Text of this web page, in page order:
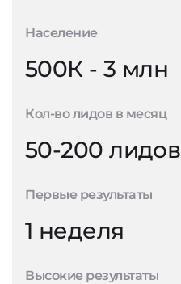
Население
500К - 3 млн
Кол-во лидов в месяц
50-200 лидов
Первые результаты
1 неделя
Высокие результаты